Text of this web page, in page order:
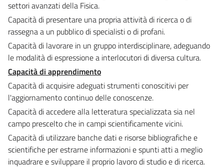
settori avanzati della Fisica.
Capacità di presentare una propria attività di ricerca o di
rassegna a un pubblico di specialisti o di profani.
Capacità di lavorare in un gruppo interdisciplinare, adeguando
le modalità di espressione a interlocutori di diversa cultura.
Capacità di apprendimento
Capacità di acquisire adeguati strumenti conoscitivi per
l'aggiornamento continuo delle conoscenze.
Capacità di accedere alla letteratura specializzata sia nel
campo prescelto che in campi scientificamente vicini.
Capacità di utilizzare banche dati e risorse bibliografiche e
scientifiche per estrarne informazioni e spunti atti a meglio
inquadrare e sviluppare il proprio lavoro di studio e di ricerca.